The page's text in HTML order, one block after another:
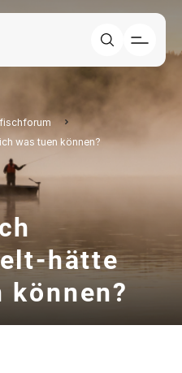
was tuen können?
hätte
können?